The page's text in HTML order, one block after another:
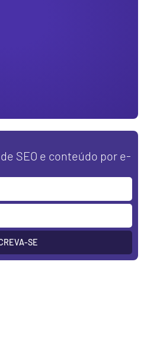
SEO e conteúdo por e-
SE